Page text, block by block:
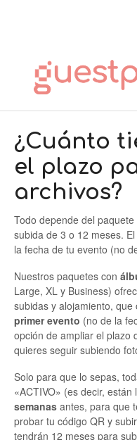
PONTE
¿Cuánto
el plazo
archivos?
Todo depende del
subida de 3 o 12 meses.
la fecha de tu evento (no
Nuestros paquetes con
Large, XL y Business)
subidas y alojamiento,
primer evento (no de la
opción de ampliar el plazo
quieres seguir subiendo
Solo para que lo sepas,
«ACTIVO» (es decir,
semanas antes, para que
probar tu código QR y
tendrán 12 meses para